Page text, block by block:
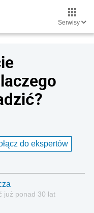
Serwisy
do ekspertów
już ponad 30 lat